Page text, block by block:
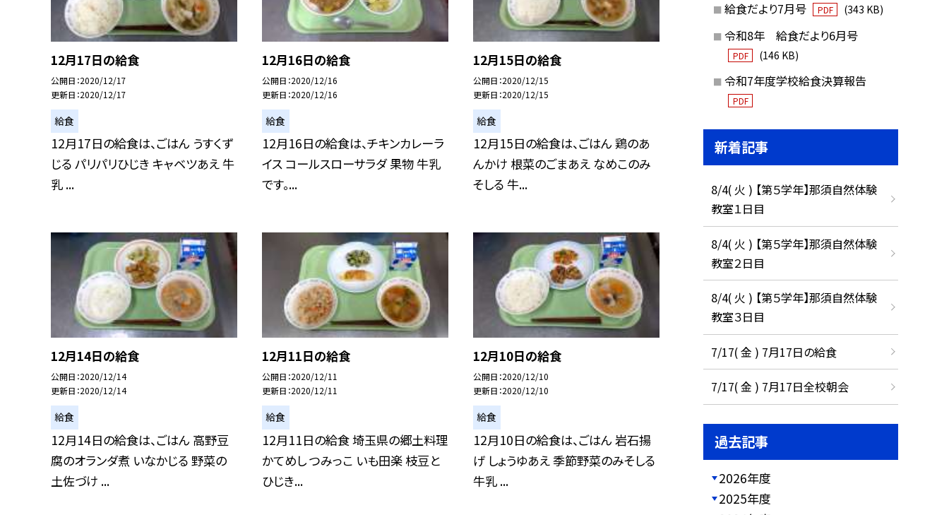
12月17日の給食
公開日 2020/12/17
更新日 2020/12/17
給食
12月17日の給食は、ごはん うすくず
じる パリパリひじき キャベツあえ 牛
乳 ...
12月16日の給食
公開日 2020/12/16
更新日 2020/12/16
給食
12月16日の給食は、チキンカレーラ
イス コールスローサラダ 果物 牛乳
です。...
12月15日の給食
公開日 2020/12/15
更新日 2020/12/15
給食
12月15日の給食は、ごはん 鶏のあ
んかけ 根菜のごまあえ なめこのみ
そしる 牛...
12月14日の給食
公開日 2020/12/14
更新日 2020/12/14
給食
12月14日の給食は、ごはん 高野豆
腐のオランダ煮 いなかじる 野菜の
土佐づけ ...
12月11日の給食
公開日 2020/12/11
更新日 2020/12/11
給食
12月11日の給食 埼玉県の郷土料理
かてめし つみっこ いも田楽 枝豆と
ひじき...
12月10日の給食
公開日 2020/12/10
更新日 2020/12/10
給食
12月10日の給食は、ごはん 岩石揚
げ しょうゆあえ 季節野菜のみそしる
牛乳 ...
給食だより7月号 PDF (343 KB)
令和8年 給食だより6月号
PDF (146 KB)
令和7年度学校給食決算報告
PDF
新着記事
8/4( 火 ) 【第５学年】那須自然体験
教室１日目
8/4( 火 ) 【第５学年】那須自然体験
教室２日目
8/4( 火 ) 【第５学年】那須自然体験
教室３日目
7/17( 金 ) 7月17日の給食
7/17( 金 ) 7月17日全校朝会
過去記事
2026年度
2025年度